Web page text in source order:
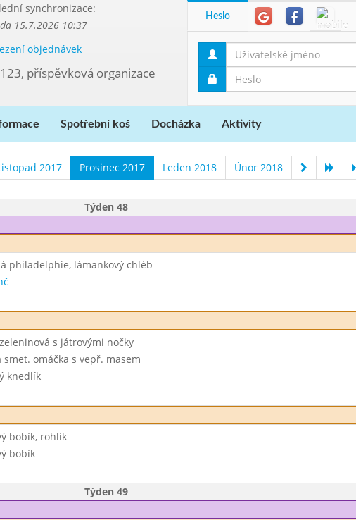
synchronizace:
15.7.2026 10:37
objednávek
příspěvková organizace
Heslo
Spotřební koš Docházka Aktivity
2017 Prosinec 2017 Leden 2018 Únor 2018
Týden 48
philadelphie, lámankový chléb
s játrovými nočky
smet. omáčka s vepř. masem
knedlík
bobík, rohlík
bobík
Týden 49